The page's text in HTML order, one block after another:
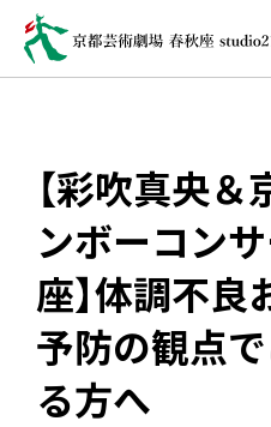
【彩吹真央
ンボーコン
座】体調不
予防の観点
る方へ